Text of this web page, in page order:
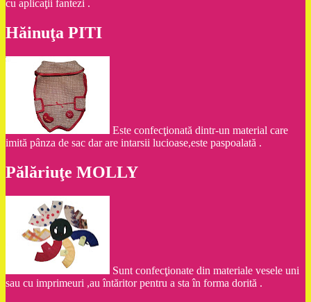
cu aplicaţii fantezi .
Hăinuţa PITI
Este confecţionată dintr-un material care
imită pânza de sac dar are intarsii lucioase,este paspoalată .
Pălăriuţe MOLLY
Sunt confecţionate din materiale vesele uni
sau cu imprimeuri ,au întăritor pentru a sta în forma dorită .